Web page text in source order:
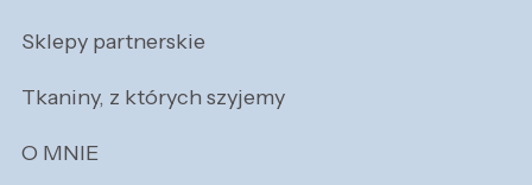
Sklepy partnerskie
Tkaniny, z których szyjemy
O MNIE